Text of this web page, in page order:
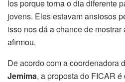
los porque torna o dia diferente
jovens. Eles estavam ansiosos
isso nos dá a chance de mostrar
afirmou.
De acordo com a coordenadora
Jemima, a proposta do FICAR